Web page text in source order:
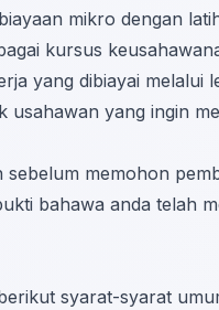
mikro dengan
kursus
yang dibiayai melalui
usahawan yang ingin
memohon
bahawa anda telah
syarat-syarat